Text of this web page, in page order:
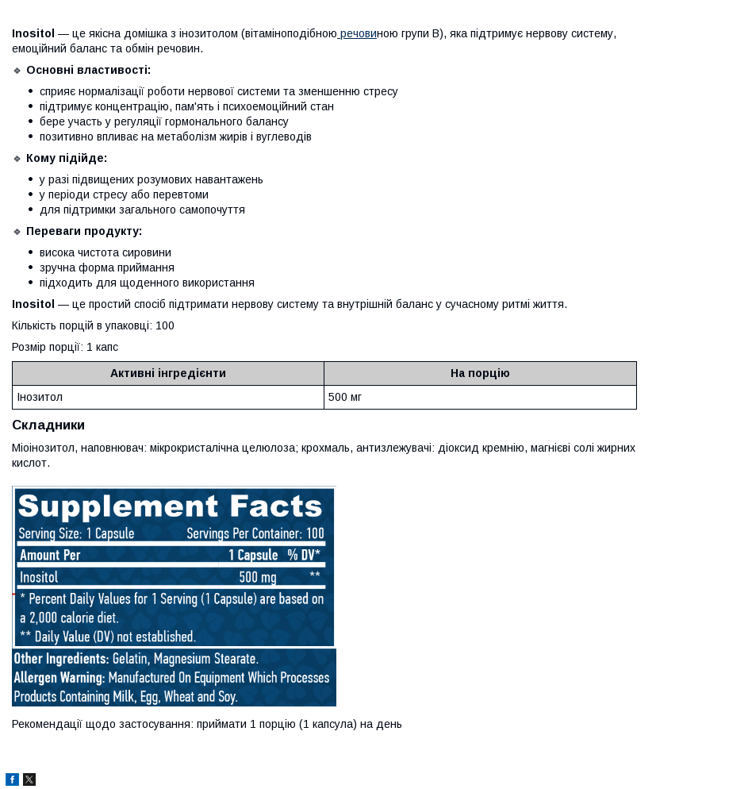
Inositol — це якісна домішка з інозитолом (вітаміноподібною речовиною групи B), яка підтримує нервову систему,
емоційний баланс та обмін речовин.
🔹 Основні властивості:
сприяє нормалізації роботи нервової системи та зменшенню стресу
підтримує концентрацію, пам'ять і психоемоційний стан
бере участь у регуляції гормонального балансу
позитивно впливає на метаболізм жирів і вуглеводів
🔹 Кому підійде:
у разі підвищених розумових навантажень
у періоди стресу або перевтоми
для підтримки загального самопочуття
🔹 Переваги продукту:
висока чистота сировини
зручна форма приймання
підходить для щоденного використання
Inositol — це простий спосіб підтримати нервову систему та внутрішній баланс у сучасному ритмі життя.
Кількість порцій в упаковці: 100
Розмір порції: 1 капс
Активні інгредієнти
На порцію
Інозитол
500 мг
Складники
Міоінозитол, наповнювач: мікрокристалічна целюлоза; крохмаль, антизлежувачі: діоксид кремнію, магнієві солі жирних
кислот.
Рекомендації щодо застосування: приймати 1 порцію (1 капсула) на день